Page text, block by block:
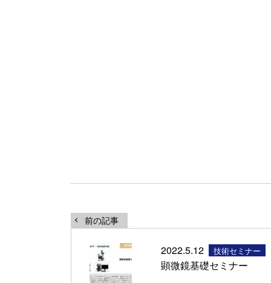
前の記事
2022.5.12 技術セミナー
顕微鏡基礎セミナー